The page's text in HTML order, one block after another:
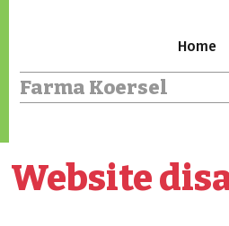
Home
Farma Koersel
Website